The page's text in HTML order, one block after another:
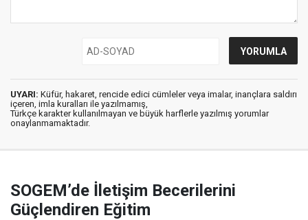
UYARI: Küfür, hakaret, rencide edici cümleler veya imalar, inançlara saldırı
içeren, imla kuralları ile yazılmamış,
Türkçe karakter kullanılmayan ve büyük harflerle yazılmış yorumlar
onaylanmamaktadır.
SOGEM’de İletişim Becerilerini
Güçlendiren Eğitim